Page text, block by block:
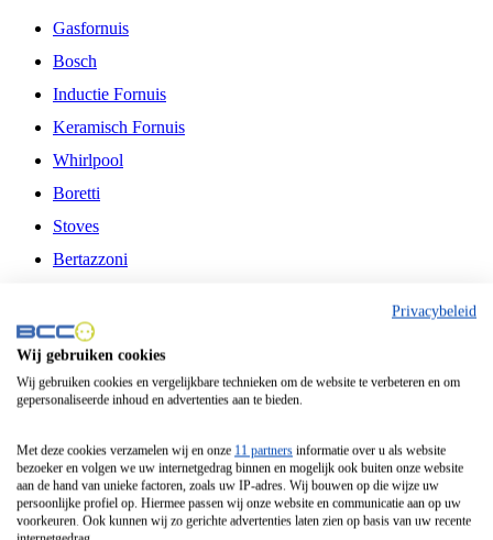
Gasfornuis
Bosch
Inductie Fornuis
Keramisch Fornuis
Whirlpool
Boretti
Stoves
Bertazzoni
Fitelli
Airfryer
Frituurpan
Contactgrill
Broodbakmachine
Broodrooster
Privacybeleid
Wij gebruiken cookies
Wij gebruiken cookies en vergelijkbare technieken om de website te verbeteren en om
gepersonaliseerde inhoud en advertenties aan te bieden.
Met deze cookies verzamelen wij en onze 11 partners informatie over u als website
bezoeker en volgen we uw internetgedrag binnen en mogelijk ook buiten onze website
aan de hand van unieke factoren, zoals uw IP-adres. Wij bouwen op die wijze uw
persoonlijke profiel op. Hiermee passen wij onze website en communicatie aan op uw
voorkeuren. Ook kunnen wij zo gerichte advertenties laten zien op basis van uw recente